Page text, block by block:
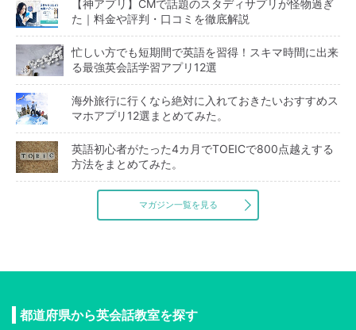
【神アプリ】CMで話題のスタディサプリが怪物過ぎ
た｜料金や評判・口コミを徹底解説
忙しい方でも短期間で英語を習得！スキマ時間に出来
る最強英会話学習アプリ12選
海外旅行に行くなら絶対に入れておきたいおすすめス
マホアプリ12選まとめてみた。
英語初心者がたった4カ月でTOEICで800点越えする
方法をまとめてみた。
マガジン一覧を見る
都道府県から英会話教室を探す